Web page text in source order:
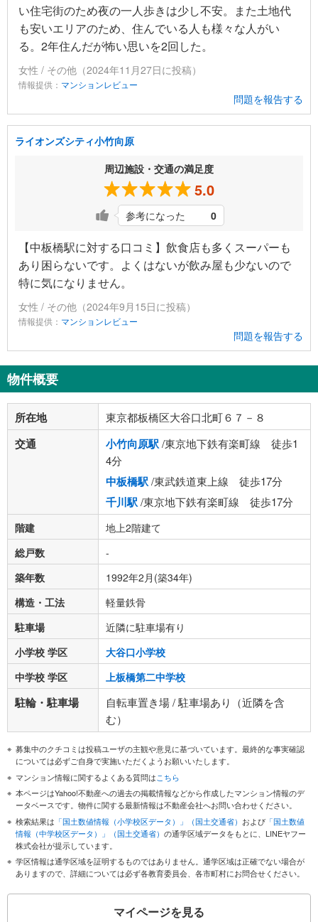
い住宅街のため夜の一人歩きは少し不安。また土地代
も安いエリアのため、住んでいる人も様々な人がい
る。2年住んだが怖い思いを2回した。
女性 / その他（2024年11月27日に投稿）
情報提供： マンションレビュー
問題を報告する
ライオンズシティ小竹向原
周辺施設・交通の満足度
5.0
参考になった 0
【中板橋駅に対する口コミ】飲食店も多くスーパーも
あり困らないです。よくはないが飲み屋も少ないので
特に気になりません。
女性 / その他（2024年9月15日に投稿）
情報提供： マンションレビュー
問題を報告する
物件概要
所在地 東京都板橋区大谷口北町６７－８
交通 小竹向原駅/東京地下鉄有楽町線 徒歩1
4分
中板橋駅/東武鉄道東上線 徒歩17分
千川駅/東京地下鉄有楽町線 徒歩17分
階建
地上2階建て
総戸数
-
築年数
1992年2月(築34年)
構造・工法
軽量鉄骨
駐車場
近隣に駐車場有り
小学校 学区
大谷口小学校
中学校 学区
上板橋第二中学校
駐輪・駐車場
自転車置き場 / 駐車場あり（近隣を含
む）
募集中のクチコミは投稿ユーザの主観や意見に基づいています。最終的な事実確認
については必ずご自身で実施いただくようお願いいたします。
マンション情報に関するよくある質問はこちら
本ページはYahoo!不動産への過去の掲載情報などから作成したマンション情報のデ
ータベースです。物件に関する最新情報は不動産会社へお問い合わせください。
検索結果は 「国土数値情報（小学校区データ）」（国土交通省） および 「国土数値
情報（中学校区データ）」（国土交通省） の通学区域データをもとに、LINEヤフー
株式会社が提示しています。
学区情報は通学区域を証明するものではありません。通学区域は正確でない場合が
ありますので、詳細については必ず各教育委員会、各市町村にお問合せください。
マイページを見る